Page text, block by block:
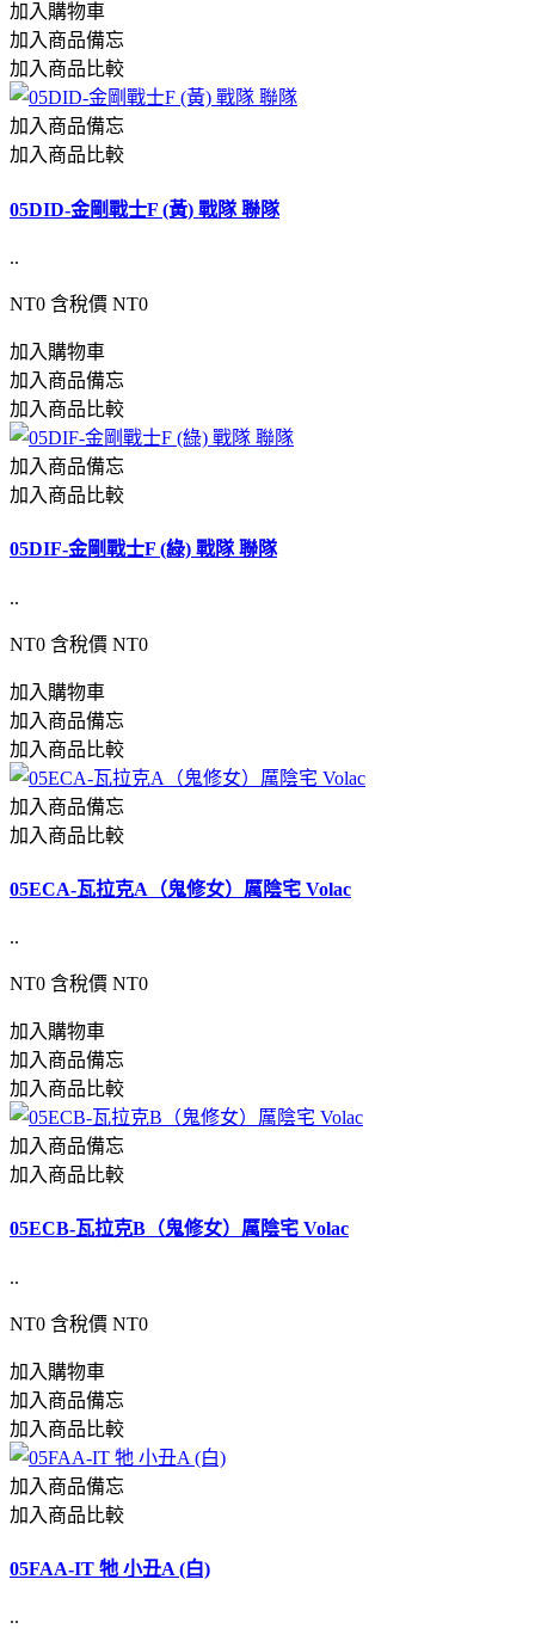
加入購物車
加入商品備忘
加入商品比較
加入商品備忘
加入商品比較
05DID-金剛戰士F (黃) 戰隊 聯隊
..
NT0 含稅價 NT0
加入購物車
加入商品備忘
加入商品比較
加入商品備忘
加入商品比較
05DIF-金剛戰士F (綠) 戰隊 聯隊
..
NT0 含稅價 NT0
加入購物車
加入商品備忘
加入商品比較
加入商品備忘
加入商品比較
05ECA-瓦拉克A（鬼修女）厲陰宅 Volac
..
NT0 含稅價 NT0
加入購物車
加入商品備忘
加入商品比較
加入商品備忘
加入商品比較
05ECB-瓦拉克B（鬼修女）厲陰宅 Volac
..
NT0 含稅價 NT0
加入購物車
加入商品備忘
加入商品比較
加入商品備忘
加入商品比較
05FAA-IT 牠 小丑A (白)
..